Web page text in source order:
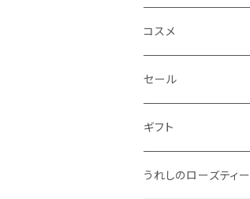
コスメ
セール
ギフト
うれしのローズティー